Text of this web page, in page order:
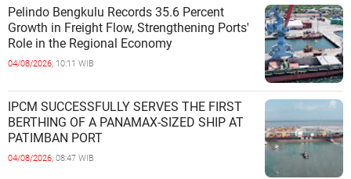
Pelindo Bengkulu Records 35.6 Percent
Growth in Freight Flow, Strengthening Ports'
Role in the Regional Economy
04/08/2026, 10:11 WIB
IPCM SUCCESSFULLY SERVES THE FIRST
BERTHING OF A PANAMAX-SIZED SHIP AT
PATIMBAN PORT
04/08/2026, 08:47 WIB